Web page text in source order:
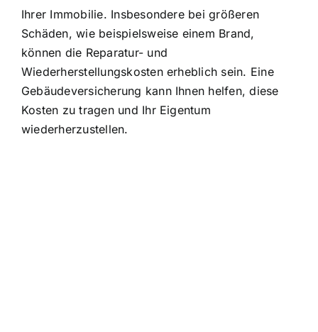
Ihrer Immobilie. Insbesondere bei größeren
Schäden, wie beispielsweise einem Brand,
können die Reparatur- und
Wiederherstellungskosten erheblich sein. Eine
Gebäudeversicherung kann Ihnen helfen, diese
Kosten zu tragen und Ihr Eigentum
wiederherzustellen.